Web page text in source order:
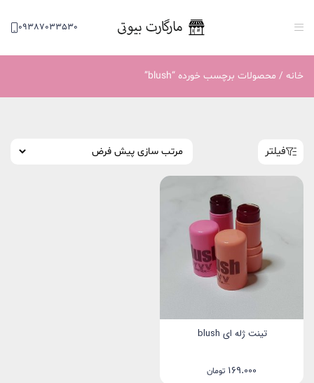
09387033530
خانه / محصولات برچسب خورده “blush”
فیلتر
تینت ژله ای blush
169.000 تومان